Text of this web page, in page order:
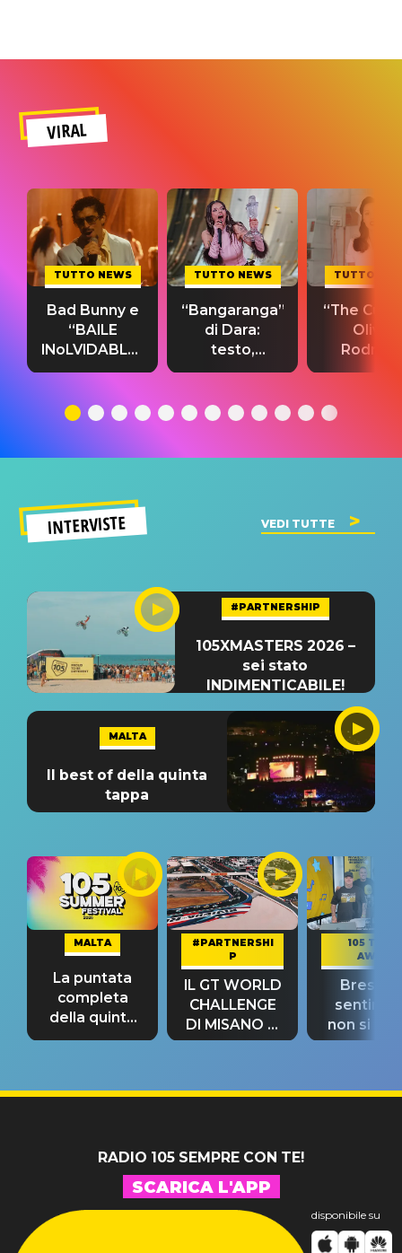
VIRAL
TUTTO NEWS
Bad Bunny e
“BAILE
INoLVIDABLE”:
testo,
significato
TUTTO NEWS
“Bangaranga”
di Dara:
testo,
traduzione e
del singolo
TUTTO
“The
Olivia
testo,
INTERVISTE VEDI TUTTE
#PARTNERSHIP
105XMASTERS 2026 –
sei stato
INDIMENTICABILE!
MALTA
Il best of della quinta
tappa
MALTA
La puntata
completa
della quinta
tappa
#PARTNERSHI
P
IL GT WORLD
CHALLENGE
DI MISANO si
riconferma
105 TAKE
AWAY
Bresh:
non si
fino alla
RADIO 105 SEMPRE CON TE!
SCARICA L'APP
disponibile su